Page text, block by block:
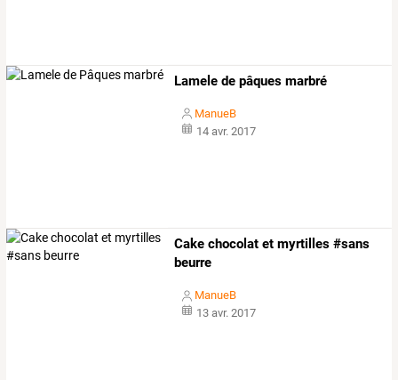
Lamele de pâques marbré
ManueB
14 avr. 2017
Cake chocolat et myrtilles #sans
beurre
ManueB
13 avr. 2017